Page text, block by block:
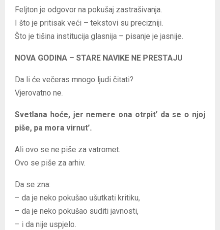
Feljton je odgovor na pokušaj zastrašivanja.
I što je pritisak veći – tekstovi su precizniji.
Što je tišina institucija glasnija – pisanje je jasnije.
NOVA GODINA – STARE NAVIKE NE PRESTAJU
Da li će večeras mnogo ljudi čitati?
Vjerovatno ne.
Svetlana hoće, jer nemere ona otrpit’ da se o njoj
piše, pa mora virnut’.
Ali ovo se ne piše za vatromet.
Ovo se piše za arhiv.
Da se zna:
– da je neko pokušao ušutkati kritiku,
– da je neko pokušao suditi javnosti,
– i da nije uspjelo.